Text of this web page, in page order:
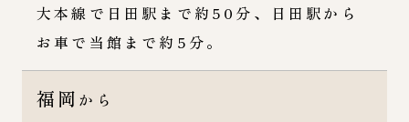
大本線で日田駅まで約50分、日田駅から
お車で当館まで約5分。
福岡 から